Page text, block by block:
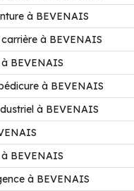
à BEVENAIS
à BEVENAIS
BEVENAIS
à BEVENAIS
à BEVENAIS
BEVENAIS
à BEVENAIS